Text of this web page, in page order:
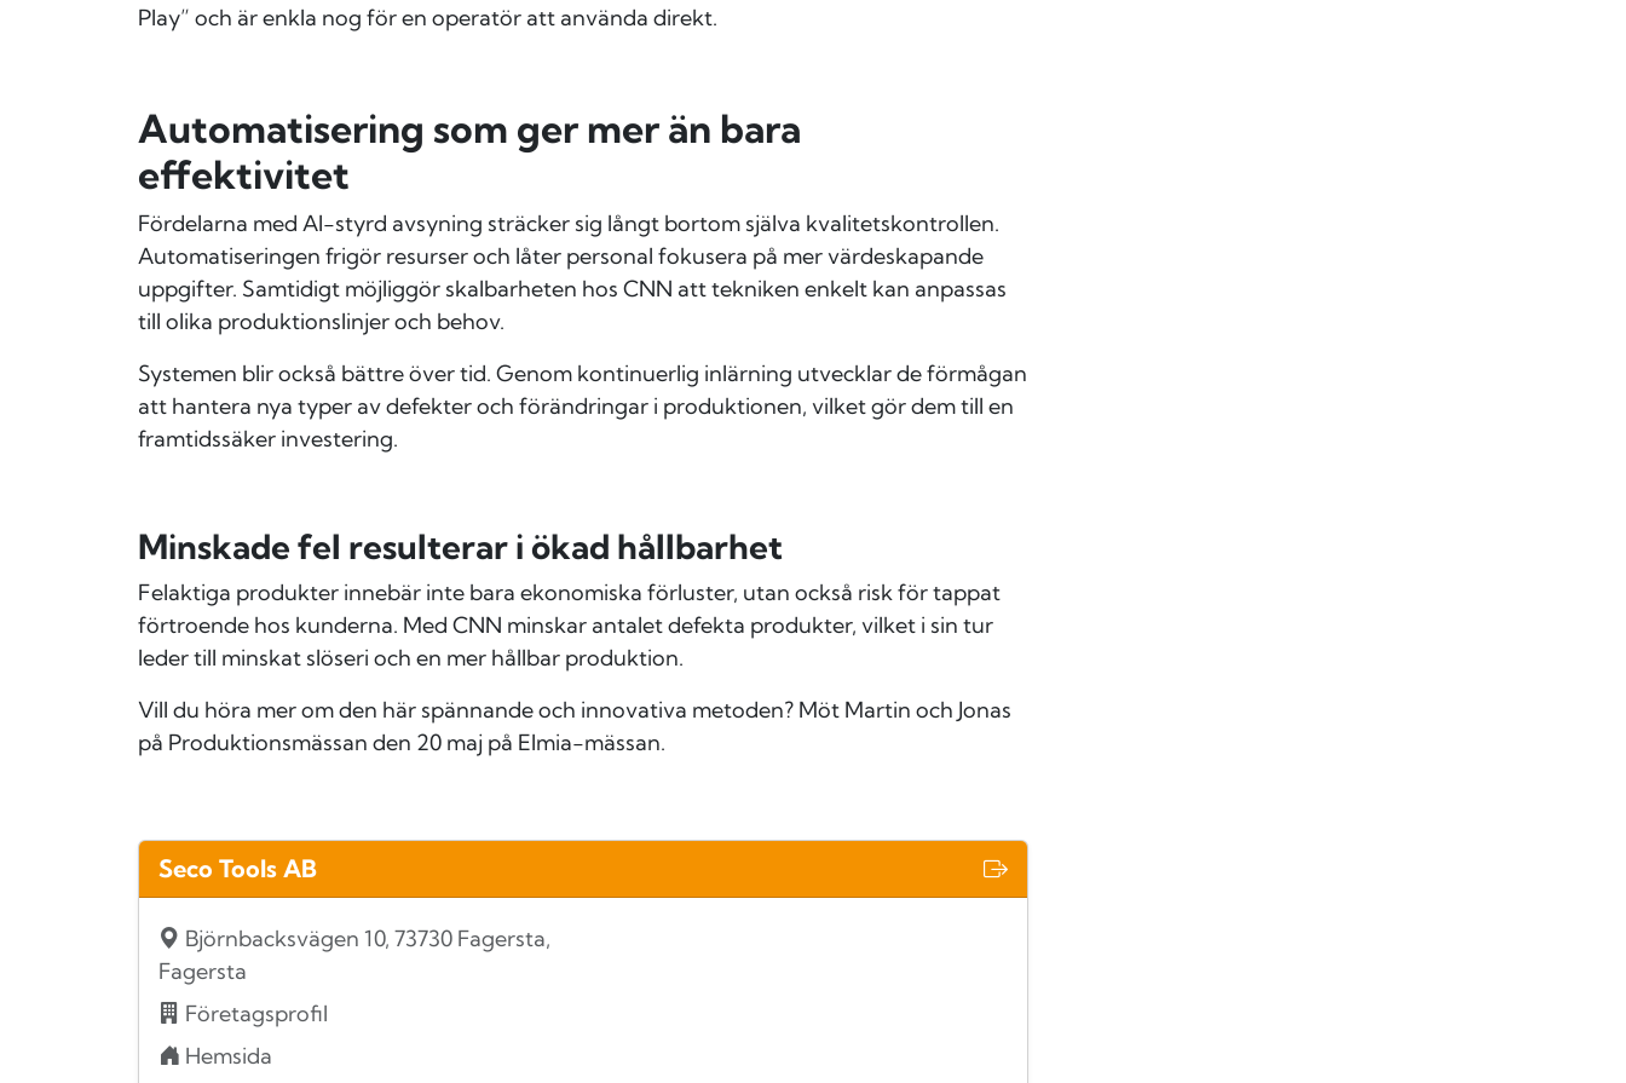
Play” och är enkla nog för en operatör att använda direkt.
Automatisering som ger mer än bara
effektivitet
Fördelarna med AI-styrd avsyning sträcker sig långt bortom själva kvalitetskontrollen.
Automatiseringen frigör resurser och låter personal fokusera på mer värdeskapande
uppgifter. Samtidigt möjliggör skalbarheten hos CNN att tekniken enkelt kan anpassas
till olika produktionslinjer och behov.
Systemen blir också bättre över tid. Genom kontinuerlig inlärning utvecklar de förmågan
att hantera nya typer av defekter och förändringar i produktionen, vilket gör dem till en
framtidssäker investering.
Minskade fel resulterar i ökad hållbarhet
Felaktiga produkter innebär inte bara ekonomiska förluster, utan också risk för tappat
förtroende hos kunderna. Med CNN minskar antalet defekta produkter, vilket i sin tur
leder till minskat slöseri och en mer hållbar produktion.
Vill du höra mer om den här spännande och innovativa metoden? Möt Martin och Jonas
på Produktionsmässan den 20 maj på Elmia-mässan.
Seco Tools AB
Björnbacksvägen 10, 73730 Fagersta,
Fagersta
Företagsprofil
Hemsida